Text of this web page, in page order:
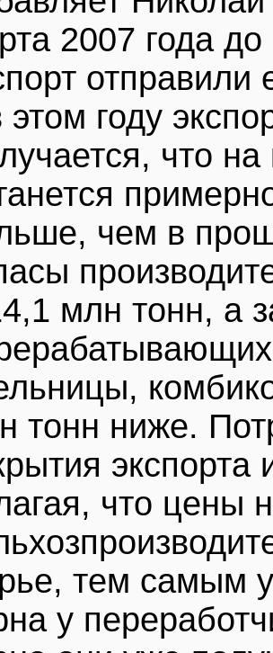
2007 года
этом году
что на
чем в
млн тонн, а
тонн ниже.
экспорта
что цены
тем самым
у